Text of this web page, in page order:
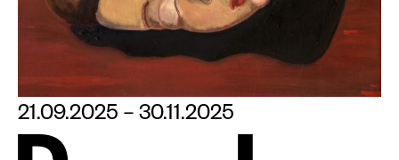
21.09.2025 – 30.11.2025